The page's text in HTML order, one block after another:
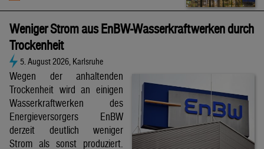
Weniger Strom aus EnBW-Wasserkraftwerken durch
Trockenheit
5. August 2026, Karlsruhe
Wegen der anhaltenden
Trockenheit wird an einigen
Wasserkraftwerken des
Energieversorgers EnBW
derzeit deutlich weniger
Strom als sonst produziert.